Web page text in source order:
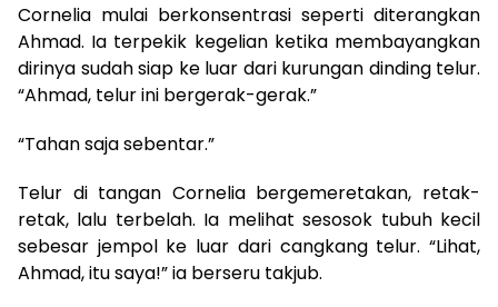
Cornelia mulai berkonsentrasi seperti diterangkan
Ahmad. Ia terpekik kegelian ketika membayangkan
dirinya sudah siap ke luar dari kurungan dinding telur.
“Ahmad, telur ini bergerak-gerak.”
“Tahan saja sebentar.”
Telur di tangan Cornelia bergemeretakan, retak-
retak, lalu terbelah. Ia melihat sesosok tubuh kecil
sebesar jempol ke luar dari cangkang telur. “Lihat,
Ahmad, itu saya!” ia berseru takjub.